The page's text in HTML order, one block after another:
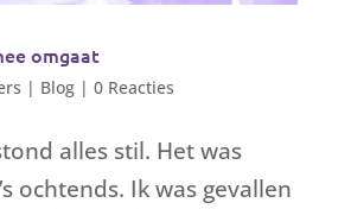
omgaat
| Blog| 0 Reacties
alles stil. Het was
ochtends. Ik was gevallen